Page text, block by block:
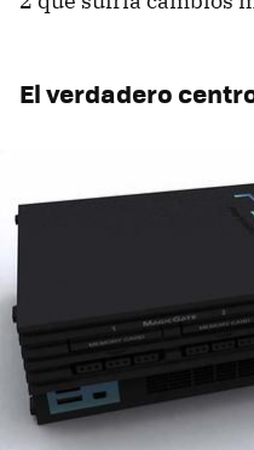
El verdadero